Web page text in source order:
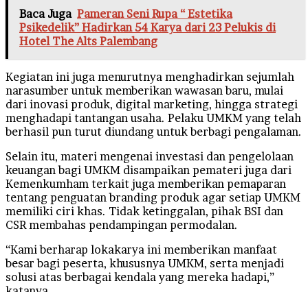
Baca Juga Pameran Seni Rupa “ Estetika
Psikedelik” Hadirkan 54 Karya dari 23 Pelukis di
Hotel The Alts Palembang
Kegiatan ini juga menurutnya menghadirkan sejumlah
narasumber untuk memberikan wawasan baru, mulai
dari inovasi produk, digital marketing, hingga strategi
menghadapi tantangan usaha. Pelaku UMKM yang telah
berhasil pun turut diundang untuk berbagi pengalaman.
Selain itu, materi mengenai investasi dan pengelolaan
keuangan bagi UMKM disampaikan pemateri juga dari
Kemenkumham terkait juga memberikan pemaparan
tentang penguatan branding produk agar setiap UMKM
memiliki ciri khas. Tidak ketinggalan, pihak BSI dan
CSR membahas pendampingan permodalan.
“Kami berharap lokakarya ini memberikan manfaat
besar bagi peserta, khususnya UMKM, serta menjadi
solusi atas berbagai kendala yang mereka hadapi,”